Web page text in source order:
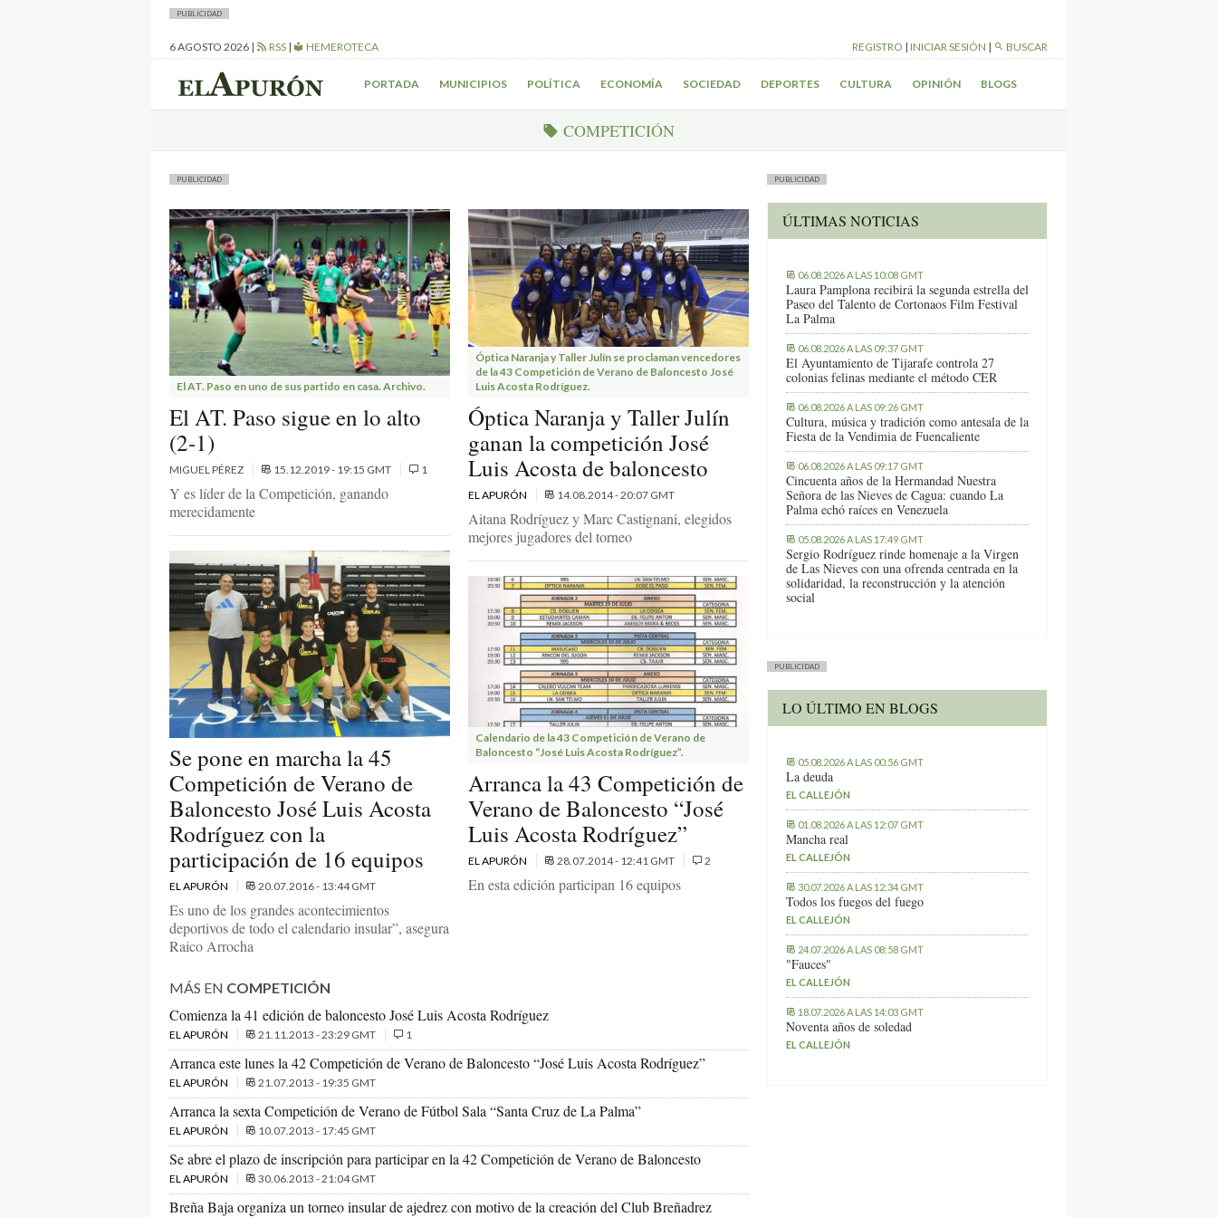
PUBLICIDAD
6 AGOSTO 2026 | RSS | HEMEROTECA REGISTRO | INICIAR SESIÓN | BUSCAR
PORTADA MUNICIPIOS POLÍTICA ECONOMÍA SOCIEDAD DEPORTES CULTURA OPINIÓN BLOGS
COMPETICIÓN
PUBLICIDAD
El AT. Paso en uno de sus partido en casa. Archivo.
El AT. Paso sigue en lo alto
(2-1)
MIGUEL PÉREZ 15.12.2019 - 19:15 GMT 1
Y es líder de la Competición, ganando
merecidamente
Se pone en marcha la 45
Competición de Verano de
Baloncesto José Luis Acosta
Rodríguez con la
participación de 16 equipos
EL APURÓN 20.07.2016 - 13:44 GMT
Es uno de los grandes acontecimientos
deportivos de todo el calendario insular”, asegura
Raico Arrocha
Óptica Naranja y Taller Julín se proclaman vencedores
de la 43 Competición de Verano de Baloncesto José
Luis Acosta Rodríguez.
Óptica Naranja y Taller Julín
ganan la competición José
Luis Acosta de baloncesto
EL APURÓN 14.08.2014 - 20:07 GMT
Aitana Rodríguez y Marc Castignani, elegidos
mejores jugadores del torneo
Calendario de la 43 Competición de Verano de
Baloncesto “José Luis Acosta Rodríguez”.
Arranca la 43 Competición de
Verano de Baloncesto “José
Luis Acosta Rodríguez”
EL APURÓN 28.07.2014 - 12:41 GMT 2
En esta edición participan 16 equipos
MÁS EN COMPETICIÓN
Comienza la 41 edición de baloncesto José Luis Acosta Rodríguez
EL APURÓN 21.11.2013 - 23:29 GMT 1
Arranca este lunes la 42 Competición de Verano de Baloncesto “José Luis Acosta Rodríguez”
EL APURÓN 21.07.2013 - 19:35 GMT
Arranca la sexta Competición de Verano de Fútbol Sala “Santa Cruz de La Palma”
EL APURÓN 10.07.2013 - 17:45 GMT
Se abre el plazo de inscripción para participar en la 42 Competición de Verano de Baloncesto
EL APURÓN 30.06.2013 - 21:04 GMT
Breña Baja organiza un torneo insular de ajedrez con motivo de la creación del Club Breñadrez
PUBLICIDAD
ÚLTIMAS NOTICIAS
06.08.2026 A LAS 10:08 GMT
Laura Pamplona recibirá la segunda estrella del
Paseo del Talento de Cortonaos Film Festival
La Palma
06.08.2026 A LAS 09:37 GMT
El Ayuntamiento de Tijarafe controla 27
colonias felinas mediante el método CER
06.08.2026 A LAS 09:26 GMT
Cultura, música y tradición como antesala de la
Fiesta de la Vendimia de Fuencaliente
06.08.2026 A LAS 09:17 GMT
Cincuenta años de la Hermandad Nuestra
Señora de las Nieves de Cagua: cuando La
Palma echó raíces en Venezuela
05.08.2026 A LAS 17:49 GMT
Sergio Rodríguez rinde homenaje a la Virgen
de Las Nieves con una ofrenda centrada en la
solidaridad, la reconstrucción y la atención
social
PUBLICIDAD
LO ÚLTIMO EN BLOGS
05.08.2026 A LAS 00:56 GMT
La deuda
EL CALLEJÓN
01.08.2026 A LAS 12:07 GMT
Mancha real
EL CALLEJÓN
30.07.2026 A LAS 12:34 GMT
Todos los fuegos del fuego
EL CALLEJÓN
24.07.2026 A LAS 08:58 GMT
"Fauces"
EL CALLEJÓN
18.07.2026 A LAS 14:03 GMT
Noventa años de soledad
EL CALLEJÓN